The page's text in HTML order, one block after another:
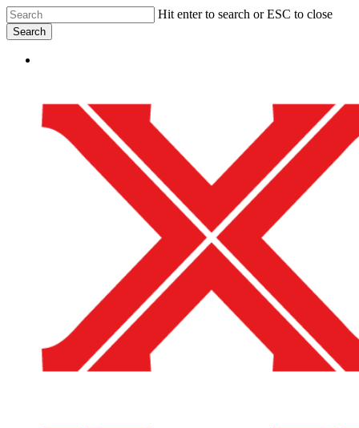
Skip
to
main
content
Hit enter to search or ESC to close
Search
Search